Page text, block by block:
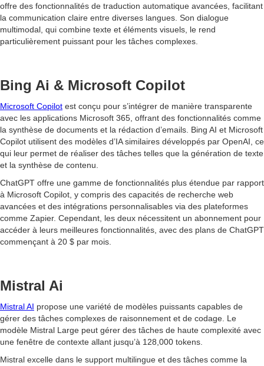
offre des fonctionnalités de traduction automatique avancées, facilitant
la communication claire entre diverses langues. Son dialogue
multimodal, qui combine texte et éléments visuels, le rend
particulièrement puissant pour les tâches complexes.
Bing Ai & Microsoft Copilot
Microsoft Copilot est conçu pour s’intégrer de manière transparente
avec les applications Microsoft 365, offrant des fonctionnalités comme
la synthèse de documents et la rédaction d’emails. Bing AI et Microsoft
Copilot utilisent des modèles d’IA similaires développés par OpenAI, ce
qui leur permet de réaliser des tâches telles que la génération de texte
et la synthèse de contenu.
ChatGPT offre une gamme de fonctionnalités plus étendue par rapport
à Microsoft Copilot, y compris des capacités de recherche web
avancées et des intégrations personnalisables via des plateformes
comme Zapier. Cependant, les deux nécessitent un abonnement pour
accéder à leurs meilleures fonctionnalités, avec des plans de ChatGPT
commençant à 20 $ par mois.
Mistral Ai
Mistral AI propose une variété de modèles puissants capables de
gérer des tâches complexes de raisonnement et de codage. Le
modèle Mistral Large peut gérer des tâches de haute complexité avec
une fenêtre de contexte allant jusqu’à 128,000 tokens.
Mistral excelle dans le support multilingue et des tâches comme la